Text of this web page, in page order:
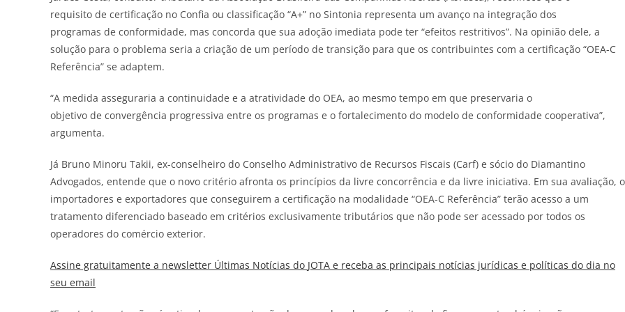
requisito de certificação no Confia ou classificação “A+” no Sintonia representa um avanço na integração dos
programas de conformidade, mas concorda que sua adoção imediata pode ter “efeitos restritivos”. Na opinião dele, a
solução para o problema seria a criação de um período de transição para que os contribuintes com a certificação “OEA-C
Referência” se adaptem.
“A medida asseguraria a continuidade e a atratividade do OEA, ao mesmo tempo em que preservaria o
objetivo de convergência progressiva entre os programas e o fortalecimento do modelo de conformidade cooperativa”,
argumenta.
Já Bruno Minoru Takii, ex-conselheiro do Conselho Administrativo de Recursos Fiscais (Carf) e sócio do Diamantino
Advogados, entende que o novo critério afronta os princípios da livre concorrência e da livre iniciativa. Em sua avaliação,
importadores e exportadores que conseguirem a certificação na modalidade “OEA-C Referência” terão acesso a um
tratamento diferenciado baseado em critérios exclusivamente tributários que não pode ser acessado por todos os
operadores do comércio exterior.
Assine gratuitamente a newsletter Últimas Notícias do JOTA e receba as principais notícias jurídicas e políticas do dia no
seu email